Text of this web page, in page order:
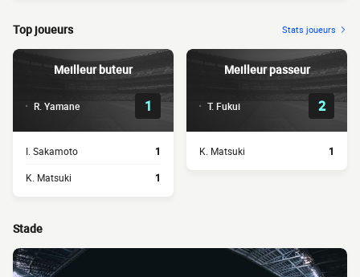
Top joueurs Stats joueurs
Meilleur buteur
R. Yamane 1
I. Sakamoto 1
K. Matsuki 1
Meilleur passeur
T. Fukui 2
K. Matsuki 1
Stade